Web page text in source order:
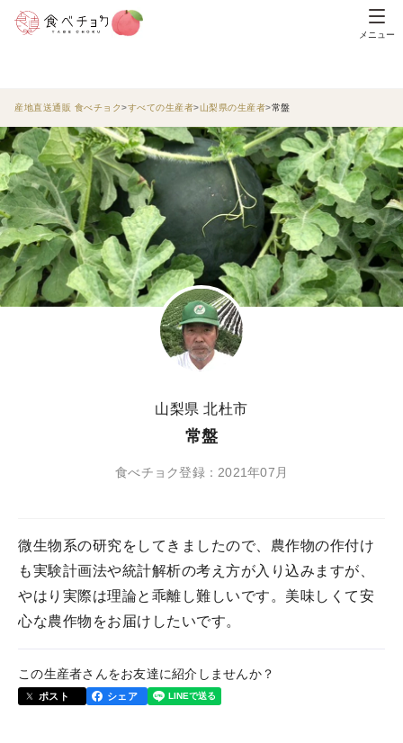
メニュー
産地直送通販 食べチョク すべての生産者 山梨県の生産者 常盤
山梨県 北杜市
常盤
食べチョク登録：2021年07月
微生物系の研究をしてきましたので、農作物の作付け
も実験計画法や統計解析の考え方が入り込みますが、
やはり実際は理論と乖離し難しいです。美味しくて安
心な農作物をお届けしたいです。
この生産者さんをお友達に紹介しませんか？
ポスト シェア